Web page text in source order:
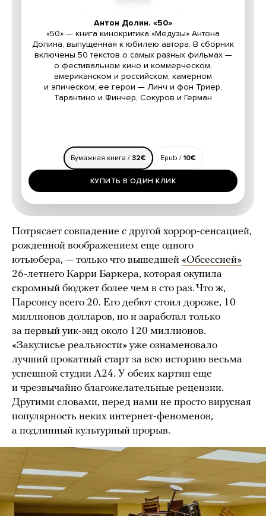
Потрясает совпадение с другой хоррор-сенсацией,
рожденной воображением еще одного
ютьюбера, — только что вышедшей «Обсессией»
26-летнего Карри Баркера, которая окупила
скромный бюджет более чем в сто раз. Что ж,
Парсонсу всего 20. Его дебют стоил дороже, 10
миллионов долларов, но и заработал только
за первый уик-энд около 120 миллионов.
«Закулисье реальности» уже ознаменовало
лучший прокатный старт за всю историю весьма
успешной студии А24. У обеих картин еще
и чрезвычайно благожелательные рецензии.
Другими словами, перед нами не просто вирусная
популярность неких интернет-феноменов,
а подлинный культурный прорыв.